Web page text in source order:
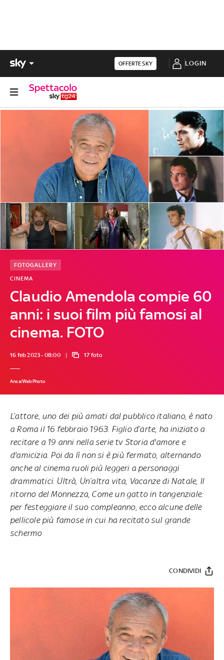
OFFERTE SKY LOGIN
Claudio Amendola compie 60
anni: i suoi film più famosi al
cinema. FOTO
CINEMA
FOTOGALLERY
16 feb 2023 - 08:00 17 foto
Ansa/WebPhoto
L’attore, uno dei più amati dal pubblico italiano, è nato
a Roma il 16 febbraio 1963. Figlio d’arte, ha iniziato a
recitare a 19 anni nella serie tv Storia d'amore e
d'amicizia. Poi da lì non si è più fermato, alternando
anche al cinema ruoli più leggeri a personaggi
drammatici. Ultrà, Un’altra vita, Vacanze di Natale, Il
ritorno del Monnezza, Come un gatto in tangenziale:
per festeggiare il suo compleanno, ecco alcune delle
pellicole più famose in cui ha recitato sul grande
schermo
CONDIVIDI